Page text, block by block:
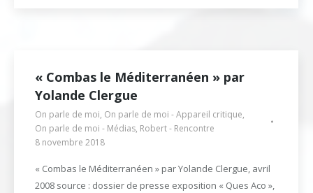
« Combas le Méditerranéen » par
Yolande Clergue
On parle de moi, On parle de moi - Appareil critique,
On parle de moi - Médias, Robert - Rencontre
8 novembre 2018
« Combas le Méditerranéen » par Yolande Clergue, avril
2008 source : dossier de presse exposition « Ques Aco »,